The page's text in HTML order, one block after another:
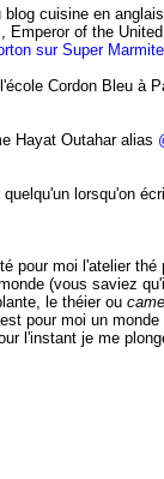
cuisine en
Emperor of the
sur Super Marmite
Cordon Bleu à
Hayat Outahar alias
lorsqu'on
pour moi l'atelier thé
(vous saviez
le théier ou
pour moi un monde
l'instant je me